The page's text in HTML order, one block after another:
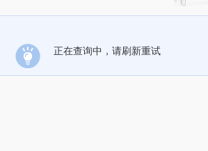
正在查询中，请刷新重试